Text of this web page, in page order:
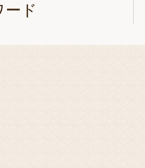
ード